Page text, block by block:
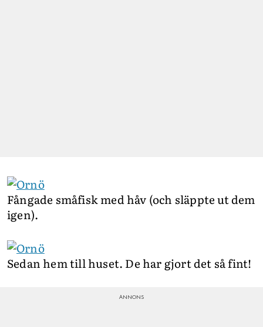
Fångade småfisk med håv (och släppte ut dem
igen).
Sedan hem till huset. De har gjort det så fint!